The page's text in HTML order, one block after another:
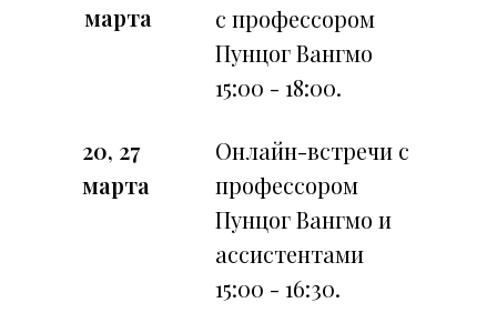
марта
с профессором
Пунцог Вангмо
15:00 - 18:00.
20, 27
марта
Онлайн-встречи с
профессором
Пунцог Вангмо и
ассистентами
15:00 - 16:30.